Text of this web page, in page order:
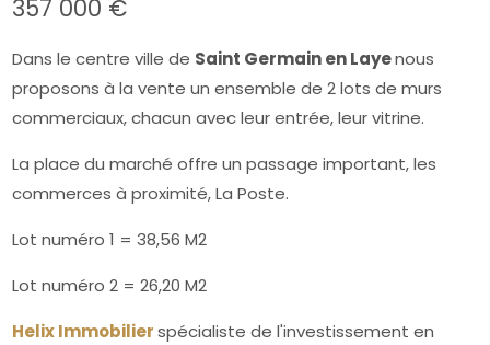
357 000 €
Dans le centre ville de Saint Germain en Layenous
proposons à la vente un ensemble de 2 lots de murs
commerciaux, chacun avec leur entrée, leur vitrine.
La place du marché offre un passage important, les
commerces à proximité, La Poste.
Lot numéro 1 = 38,56 M2
Lot numéro 2 = 26,20 M2
Helix Immobilierspécialiste de l'investissement en